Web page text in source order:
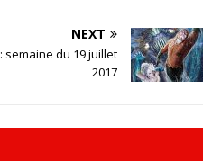
NEXT
semaine du 19 juillet
2017